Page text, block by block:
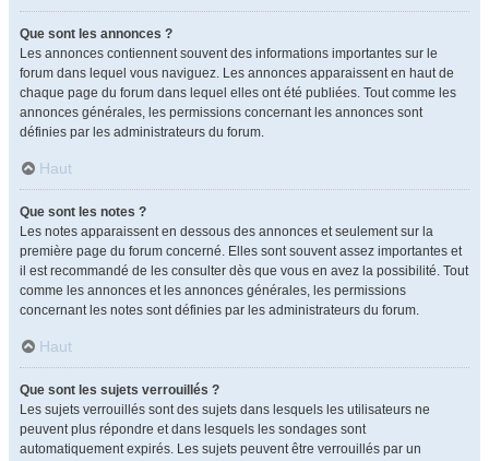
Que sont les annonces ?
Les annonces contiennent souvent des informations importantes sur le
forum dans lequel vous naviguez. Les annonces apparaissent en haut de
chaque page du forum dans lequel elles ont été publiées. Tout comme les
annonces générales, les permissions concernant les annonces sont
définies par les administrateurs du forum.
Haut
Que sont les notes ?
Les notes apparaissent en dessous des annonces et seulement sur la
première page du forum concerné. Elles sont souvent assez importantes et
il est recommandé de les consulter dès que vous en avez la possibilité. Tout
comme les annonces et les annonces générales, les permissions
concernant les notes sont définies par les administrateurs du forum.
Haut
Que sont les sujets verrouillés ?
Les sujets verrouillés sont des sujets dans lesquels les utilisateurs ne
peuvent plus répondre et dans lesquels les sondages sont
automatiquement expirés. Les sujets peuvent être verrouillés par un